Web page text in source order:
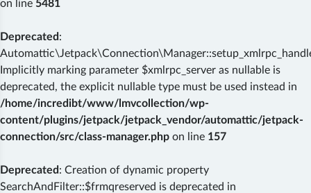
on line 5481
Deprecated :
Implicitly marking parameter $xmlrpc_server as nullable is
deprecated, the explicit nullable type must be used instead in
/home/incredibt/www/lmvcollection/wp-
content/plugins/jetpack/jetpack_vendor/automattic/jetpack-
connection/src/class-manager.php on line 157
Deprecated : Creation of dynamic property
SearchAndFilter::$frmqreserved is deprecated in